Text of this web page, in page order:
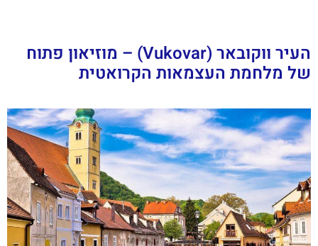
העיר ווקובאר (Vukovar) – מוזיאון פתוח
של מלחמת העצמאות הקרואטית